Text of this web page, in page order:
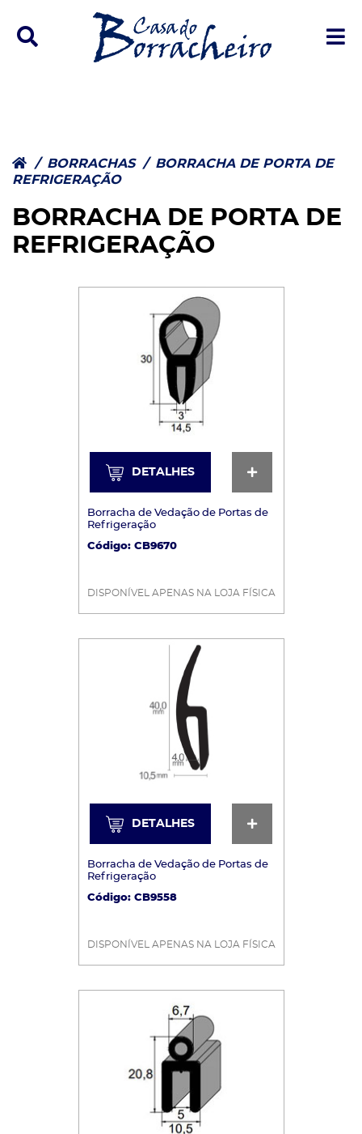
Ícone de pesquisa
/ BORRACHAS /
BORRACHA DE PORTA DE
REFRIGERAÇÃO
BORRACHA DE PORTA DE
REFRIGERAÇÃO
DETALHES
DETALHES
Borracha de Vedação de Portas de
Refrigeração
Código: CB9670
DISPONÍVEL APENAS NA LOJA FÍSICA
DETALHES
DETALHES
Borracha de Vedação de Portas de
Refrigeração
Código: CB9558
DISPONÍVEL APENAS NA LOJA FÍSICA